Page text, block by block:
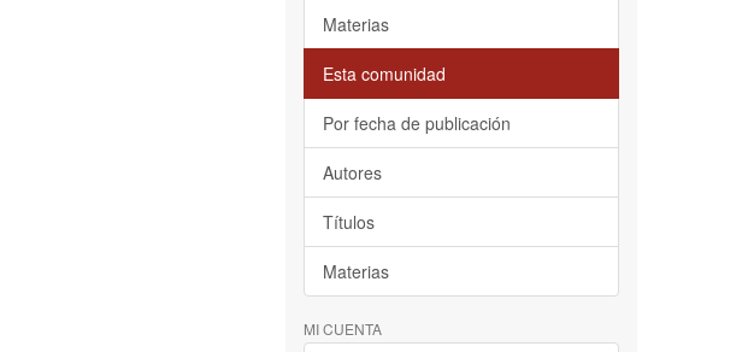
Materias
Esta comunidad
Por fecha de publicación
Autores
Títulos
Materias
MI CUENTA